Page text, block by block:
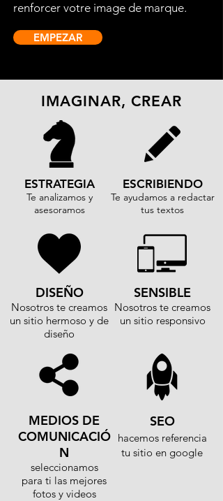
renforcer votre image de marque.
EMPEZAR
IMAGINAR, CREAR
ESTRATEGIA
Te analizamos y
asesoramos
ESCRIBIENDO
Te ayudamos a redactar
tus textos
DISEÑO
Nosotros te creamos
un sitio hermoso y de
diseño
SENSIBLE
Nosotros te creamos
un sitio responsivo
MEDIOS DE
COMUNICACIÓ
N
seleccionamos
para ti las mejores
fotos y videos
SEO
hacemos referencia
tu sitio en google